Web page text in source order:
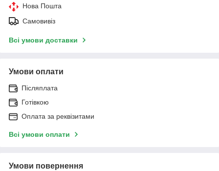
Нова Пошта
Самовивіз
Всі умови доставки
Умови оплати
Післяплата
Готівкою
Оплата за реквізитами
Всі умови оплати
Умови повернення